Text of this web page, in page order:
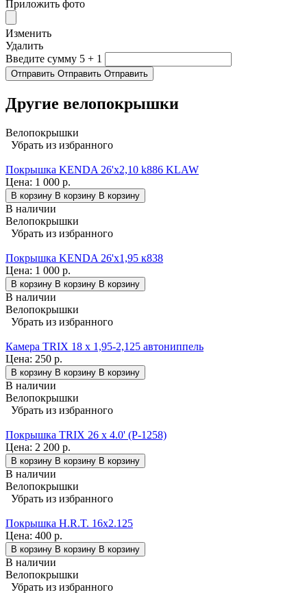
Приложить фото
Изменить
Удалить
Введите сумму 5 + 1
Отправить Отправить Отправить
Другие велопокрышки
Велопокрышки
Убрать из избранного
Покрышка KENDA 26'х2,10 k886 KLAW
Цена: 1 000 р.
В корзину В корзину В корзину
В наличии
Велопокрышки
Убрать из избранного
Покрышка KENDA 26'х1,95 к838
Цена: 1 000 р.
В корзину В корзину В корзину
В наличии
Велопокрышки
Убрать из избранного
Камера TRIX 18 x 1,95-2,125 автониппель
Цена: 250 р.
В корзину В корзину В корзину
В наличии
Велопокрышки
Убрать из избранного
Покрышка TRIX 26 x 4.0' (P-1258)
Цена: 2 200 р.
В корзину В корзину В корзину
В наличии
Велопокрышки
Убрать из избранного
Покрышка H.R.T. 16x2.125
Цена: 400 р.
В корзину В корзину В корзину
В наличии
Велопокрышки
Убрать из избранного